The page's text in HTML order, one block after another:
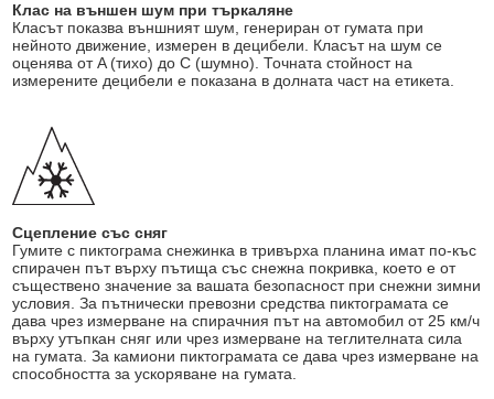
Клас на външен шум при търкаляне
Класът показва външният шум, генериран от гумата при
нейното движение, измерен в децибели. Класът на шум се
оценява от A (тихо) до C (шумно). Точната стойност на
измерените децибели е показана в долната част на етикета.
Сцепление със сняг
Гумите с пиктограма снежинка в тривърха планина имат по-къс
спирачен път върху пътища със снежна покривка, което е от
съществено значение за вашата безопасност при снежни зимни
условия. За пътнически превозни средства пиктограмата се
дава чрез измерване на спирачния път на автомобил от 25 км/ч
върху утъпкан сняг или чрез измерване на теглителната сила
на гумата. За камиони пиктограмата се дава чрез измерване на
способността за ускоряване на гумата.